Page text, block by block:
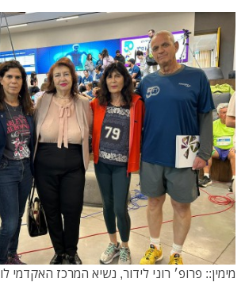
מימין:: פרופ׳ רוני לידור, נשיא המרכז האקדמי